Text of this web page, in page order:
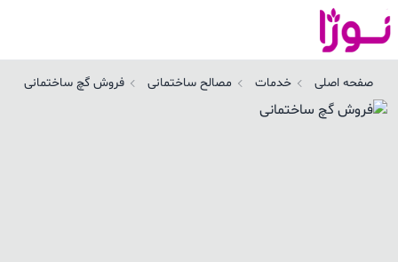
صفحه اصلی خدمات مصالح ساختمانی فروش گچ ساختمانی